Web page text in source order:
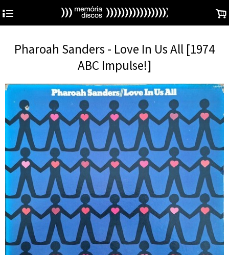
4 .
Pharoah Sanders - Love In Us All [1974
ABC Impulse!]